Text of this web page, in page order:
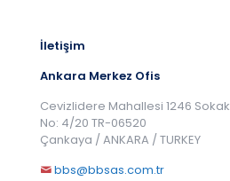
İletişim
Ankara Merkez Ofis
Cevizlidere Mahallesi 1246 Sokak
No: 4/20 TR-06520
Çankaya / ANKARA / TURKEY
bbs@bbsas.com.tr